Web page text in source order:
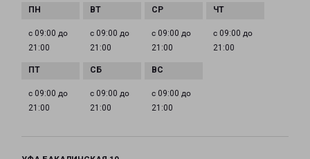
с 09:00 до
21:00
с 09:00 до
21:00
с 09:00 до
21:00
с 09:00 до
21:00
с 09:00 до
21:00
с 09:00 до
21:00
с 09:00 до
21:00